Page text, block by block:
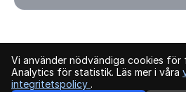
Vi använder nödvändiga cookies för
Analytics för statistik. Läs mer i våra
integritetspolicy .
© 2026 Kvartersmenyguiden. Alla
Logga in